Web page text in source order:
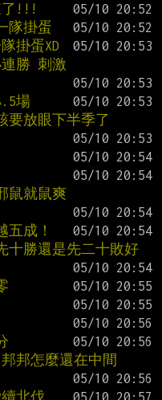
了!!!
隊掛蛋
掛蛋XD
勝 刺激
場
要放眼下半季了
鼠就鼠爽
成！
十勝還是先二十敗好
邦怎麼還在中間
北伐